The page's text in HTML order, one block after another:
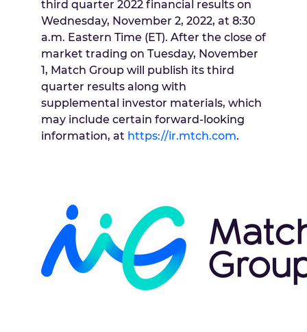
third quarter 2022 financial results on
Wednesday, November 2, 2022, at 8:30
a.m. Eastern Time (ET). After the close of
market trading on Tuesday, November
1, Match Group will publish its third
quarter results along with
supplemental investor materials, which
may include certain forward-looking
information, at https://ir.mtch.com.